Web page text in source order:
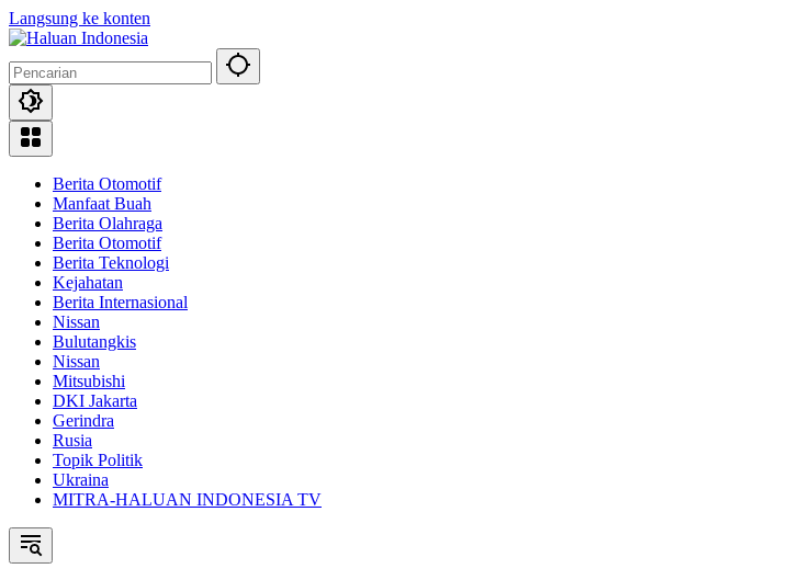
Langsung ke konten
Berita Otomotif
Manfaat Buah
Berita Olahraga
Berita Otomotif
Berita Teknologi
Kejahatan
Berita Internasional
Nissan
Bulutangkis
Nissan
Mitsubishi
DKI Jakarta
Gerindra
Rusia
Topik Politik
Ukraina
MITRA-HALUAN INDONESIA TV